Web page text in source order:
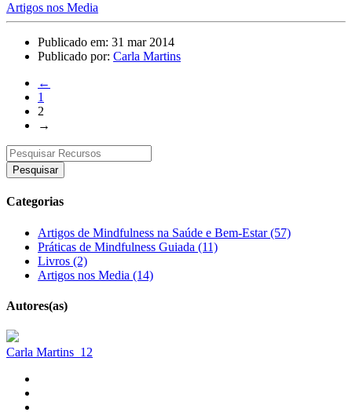
Artigos nos Media
Publicado em: 31 mar 2014
Publicado por: Carla Martins
←
1
2
→
Pesquisar
Categorias
Artigos de Mindfulness na Saúde e Bem-Estar (57)
Práticas de Mindfulness Guiada (11)
Livros (2)
Artigos nos Media (14)
Autores(as)
Carla Martins 12